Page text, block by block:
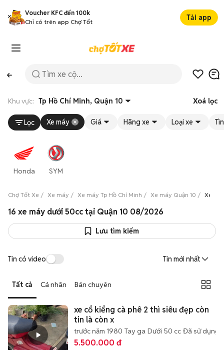
Voucher KFC đến 100k
Chỉ có trên app Chợ Tốt
Tải app
Khu vực: Tp Hồ Chí Minh, Quận 10 Xoá lọc
Lọc Xe máy Giá Hãng xe Loại xe
Honda SYM
Chợ Tốt Xe Xe máy Xe máy Tp Hồ Chí Minh Xe máy Quận 10 Xe
16 xe máy dưới 50cc tại Quận 10 08/2026
Lưu tìm kiếm
Tin có video Tin mới nhất
Tất cả Cá nhân Bán chuyên
xe cổ kiểng cà phê 2 thì siêu đẹp còn
tin là còn x
trước năm 1980 Tay ga Dưới 50 cc Đã sử dụng
5.500.000 đ